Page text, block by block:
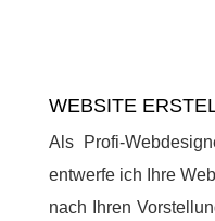
WEBSITE
Als Profi-
entwerfe ich Ihre
nach Ihren